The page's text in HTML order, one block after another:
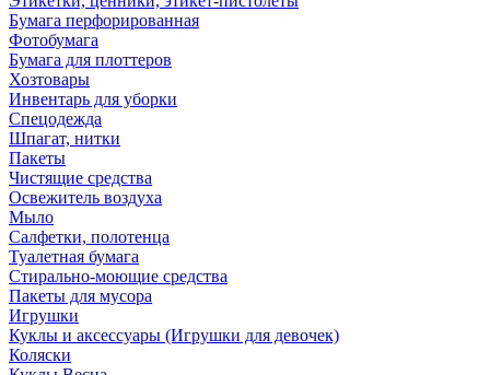
Бумага перфорированная
Фотобумага
Бумага для плоттеров
Хозтовары
Инвентарь для уборки
Спецодежда
Шпагат, нитки
Пакеты
Чистящие средства
Освежитель воздуха
Мыло
Салфетки, полотенца
Туалетная бумага
Стирально-моющие средства
Пакеты для мусора
Игрушки
Куклы и аксессуары (Игрушки для девочек)
Коляски